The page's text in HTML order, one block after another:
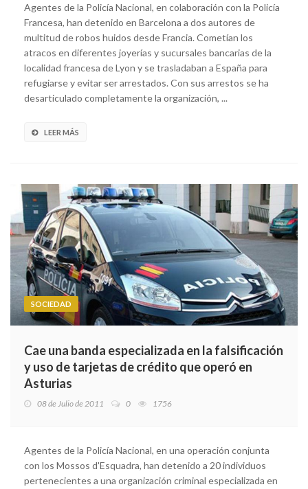
Agentes de la Policía Nacional, en colaboración con la Policía
Francesa, han detenido en Barcelona a dos autores de
multitud de robos huidos desde Francia. Cometían los
atracos en diferentes joyerías y sucursales bancarias de la
localidad francesa de Lyon y se trasladaban a España para
refugiarse y evitar ser arrestados. Con sus arrestos se ha
desarticulado completamente la organización, ...
LEER MÁS
SOCIEDAD
Cae una banda especializada en la falsificación
y uso de tarjetas de crédito que operó en
Asturias
08 de Julio de 2011 0 1756
Agentes de la Policía Nacional, en una operación conjunta
con los Mossos d'Esquadra, han detenido a 20 individuos
pertenecientes a una organización criminal especializada en